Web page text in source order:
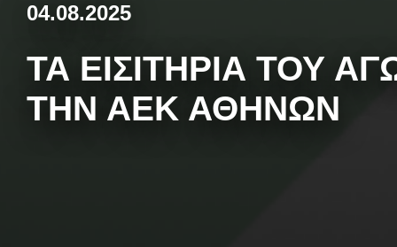
04.08.2025
ΤΑ ΕΙΣΙΤΉΡΙΑ ΤΟΥ
ΤΗΝ ΑΕΚ ΑΘΗΝΏΝ